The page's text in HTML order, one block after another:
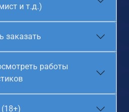
и т.д.)
заказать
работы